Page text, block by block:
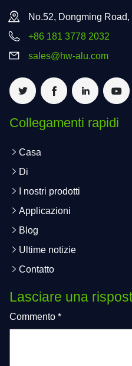
No.52, Dongming
+86 181 3778 2032
sales@hw-alu.com
Collegamenti rapidi
Casa
Di
I nostri prodotti
Applicazioni
Blog
Ultime notizie
Contatto
Lasciare una
Commento *